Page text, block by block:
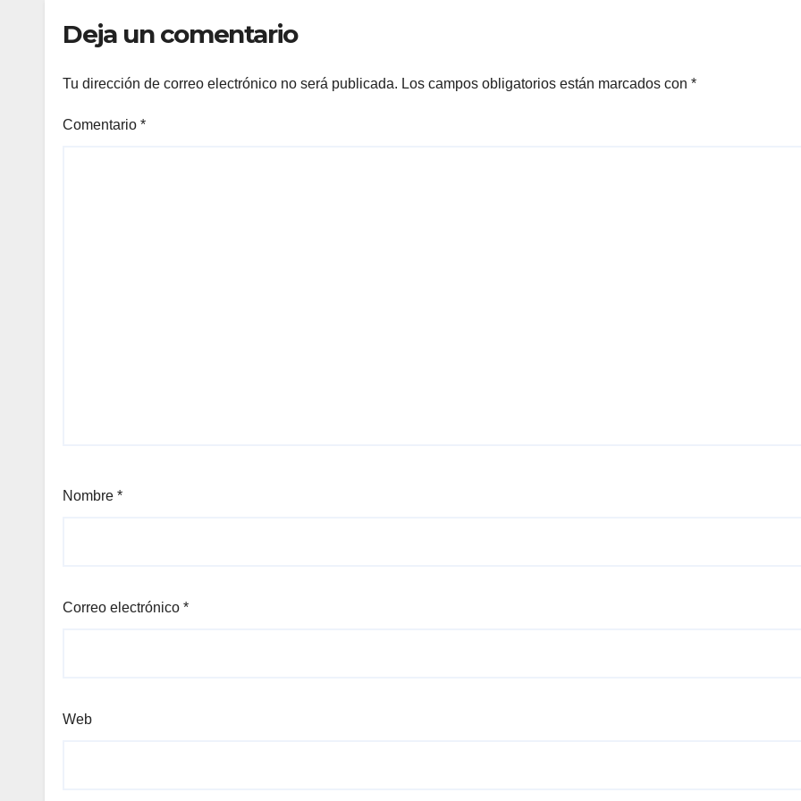
Deja un comentario
Tu dirección de correo electrónico no será publicada. Los campos obligatorios están marcados con *
Comentario *
Nombre *
Correo electrónico *
Web